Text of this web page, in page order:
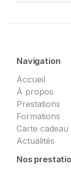
Navigation
Accueil
À propos
Prestations
Formations
Carte cadeau
Actualités
Nos